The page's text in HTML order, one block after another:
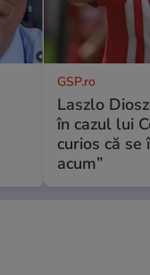
GSP.ro
Laszlo
în cazul lui
curios că
acum”